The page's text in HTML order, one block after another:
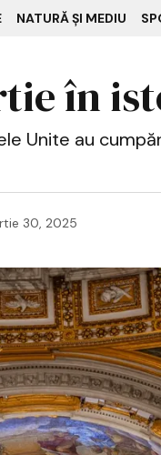
NATURĂ ȘI MEDIU
în
Unite au
30, 2025